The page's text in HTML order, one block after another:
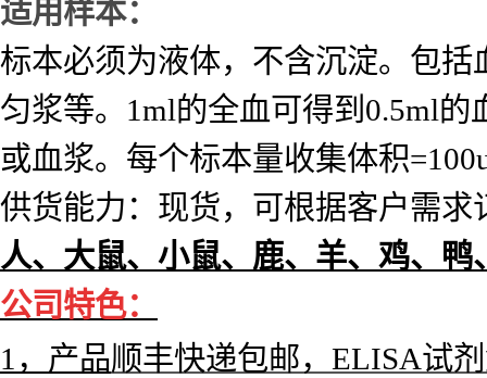
适用样本：
标本必须为液体，不含沉淀。包
匀浆等。1ml的全血可得到0.5ml的
或血浆。每个标本量收集体积
供货能力：现货，可根据客户需
人、大鼠、小鼠、鹿、羊、鸡、
公司特色：
1，产品顺丰快递包邮，ELISA试